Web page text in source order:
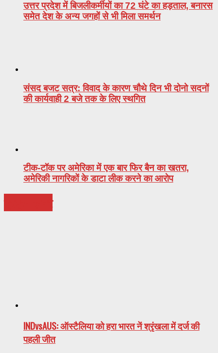
उत्तर प्रदेश में बिजलीकर्मीयों का 72 घंटे का हड़ताल, बनारस
समेत देश के अन्य जगहों से भी मिला समर्थन
संसद बजट सत्र: विवाद के कारण चौथे दिन भी दोनो सदनों
की कार्यवाही 2 बजे तक के लिए स्थगित
टीक-टॉक पर अमेरिका में एक बार फिर बैन का खतरा,
अमेरिकी नागरिकों के डाटा लीक करने का आरोप
INDvsAUS: ऑस्टैलिया को हरा भारत नें श्रृंखला में दर्ज की
पहली जीत